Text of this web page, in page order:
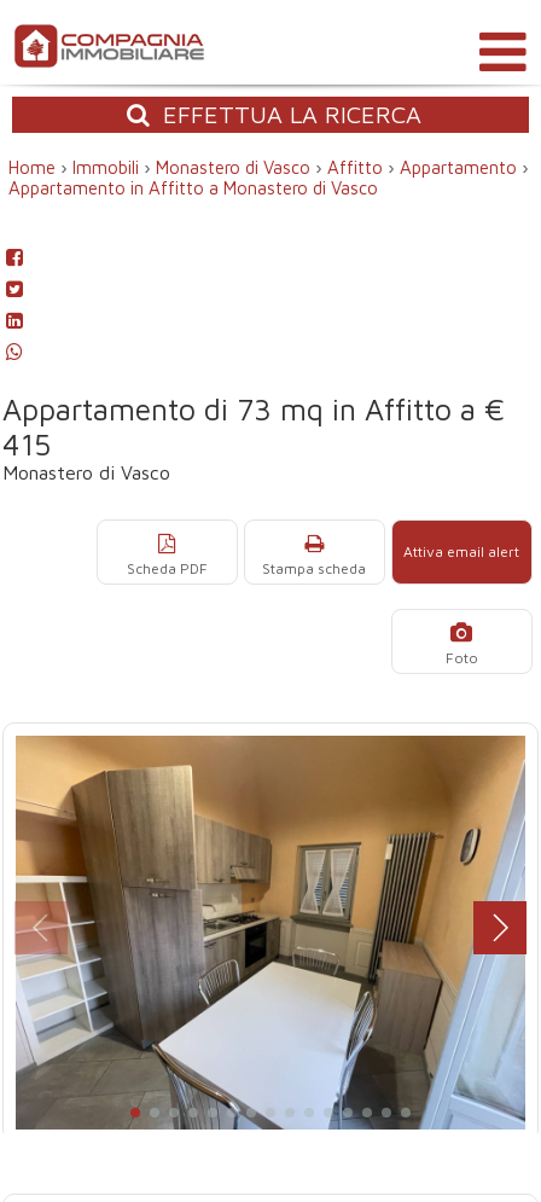
EFFETTUA LA RICERCA
Home › Immobili › Monastero di Vasco › Affitto › Appartamento ›
Appartamento in Affitto a Monastero di Vasco
Appartamento di 73 mq in Affitto a €
415
Monastero di Vasco
Attiva email alert
Stampa scheda
Scheda PDF
Foto